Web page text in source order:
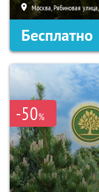
Москва, Рябиновая
Бесплатно
-50%